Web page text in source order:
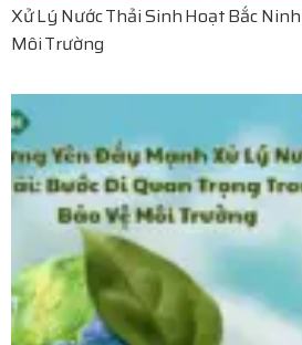
Xử Lý Nước Thải Sinh Hoạt Bắc
Môi Trường